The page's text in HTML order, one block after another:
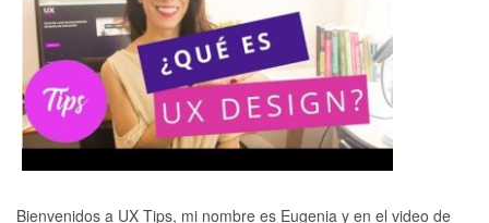
Bienvenidos a UX Tips, mi nombre es Eugenia y en el video de